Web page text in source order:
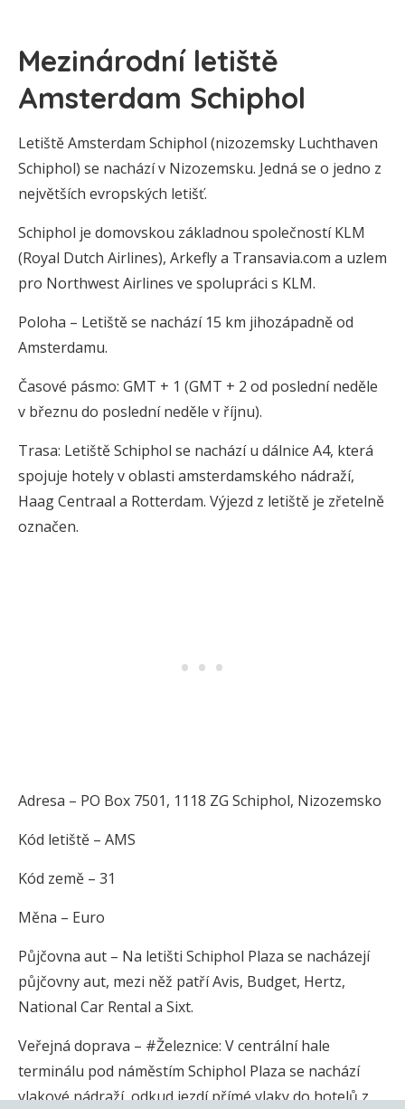
Mezinárodní letiště
Amsterdam Schiphol
Letiště Amsterdam Schiphol (nizozemsky Luchthaven
Schiphol) se nachází v Nizozemsku. Jedná se o jedno z
největších evropských letišť.
Schiphol je domovskou základnou společností KLM
(Royal Dutch Airlines), Arkefly a Transavia.com a uzlem
pro Northwest Airlines ve spolupráci s KLM.
Poloha – Letiště se nachází 15 km jihozápadně od
Amsterdamu.
Časové pásmo: GMT + 1 (GMT + 2 od poslední neděle
v březnu do poslední neděle v říjnu).
Trasa: Letiště Schiphol se nachází u dálnice A4, která
spojuje hotely v oblasti amsterdamského nádraží,
Haag Centraal a Rotterdam. Výjezd z letiště je zřetelně
označen.
Adresa – PO Box 7501, 1118 ZG Schiphol, Nizozemsko
Kód letiště – AMS
Kód země – 31
Měna – Euro
Půjčovna aut – Na letišti Schiphol Plaza se nacházejí
půjčovny aut, mezi něž patří Avis, Budget, Hertz,
National Car Rental a Sixt.
Veřejná doprava – #Železnice: V centrální hale
terminálu pod náměstím Schiphol Plaza se nachází
vlakové nádraží, odkud jezdí přímé vlaky do hotelů z